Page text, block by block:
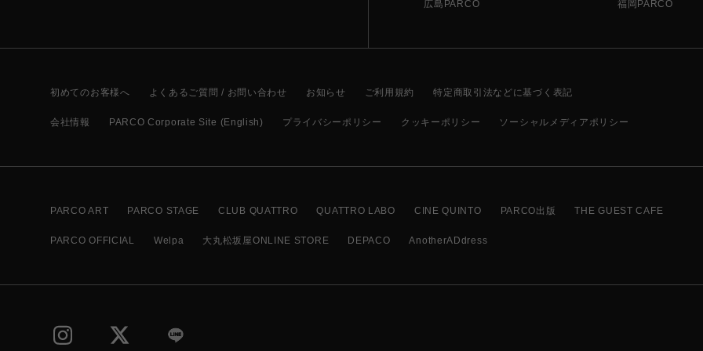
広島PARCO
福岡PARCO
初めてのお客様へ よくあるご質問 / お問い合わせ お知らせ ご利用規約 特定商取引法などに基づく表記
会社情報 PARCO Corporate Site (English) プライバシーポリシー クッキーポリシー ソーシャルメディアポリシー
PARCO ART PARCO STAGE CLUB QUATTRO QUATTRO LABO CINE QUINTO PARCO出版 THE GUEST CAFE
PARCO OFFICIAL Welpa 大丸松坂屋ONLINE STORE DEPACO AnotherADdress